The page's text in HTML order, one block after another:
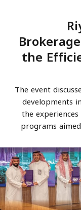
the
The event
developments
the
programs